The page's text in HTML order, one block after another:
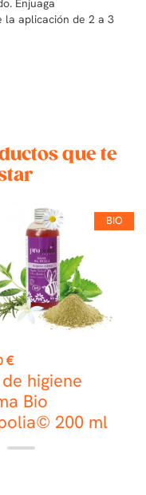
la aplicación de 2 a 3
que te
BIO
€
higiene
Bio
200 ml
4